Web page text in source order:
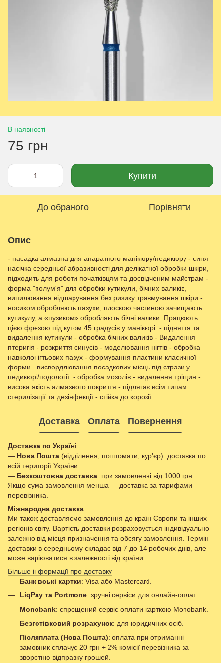
В наявності
75 грн
Купити
До обраного Порівняти
Опис
- насадка алмазна для апаратного манікюру/педикюру - синя
насічка середньої абразивності для делікатної обробки шкіри,
підходить для роботи початківцям та досвідченим майстрам -
форма "полум'я" для обробки кутикули, бічних валиків,
випилювання відшарування без ризику травмування шкіри -
носиком обробляють пазухи, плоскою частиною зачищають
кутикулу, а «пузиком» обробляють бічні валики. Працюють
цією фрезою під кутом 45 градусів у манікюрі: - підняття та
видалення кутикули - обробка бічних валиків - Видалення
птеригія - розкриття синусів - моделювання нігтів - обробка
навколонігтьових пазух - формування пластини класичної
форми - висвердлювання посадкових місць під стрази у
педикюрі/подології: - обробка мозолів - видалення тріщин -
висока якість алмазного покриття - підлягає всім типам
стерилізації та дезінфекції - стійка до корозії
Доставка Оплата Повернення
Доставка по Україні
— Нова Пошта (відділення, поштомати, кур'єр): доставка по
всій території України.
— Безкоштовна доставка: при замовленні від 1000 грн.
Якщо сума замовлення менша — доставка за тарифами
перевізника.
Міжнародна доставка
Ми також доставляємо замовлення до країн Європи та інших
регіонів світу. Вартість доставки розраховується індивідуально
залежно від місця призначення та обсягу замовлення. Термін
доставки в середньому складає від 7 до 14 робочих днів, але
може варіюватися в залежності від країни.
Більше інформації про доставку
Банківські картки: Visa або Mastercard.
LiqPay та Portmone: зручні сервіси для онлайн-оплат.
Monobank: спрощений сервіс оплати карткою Monobank.
Безготівковий розрахунок: для юридичних осіб.
Післяплата (Нова Пошта): оплата при отриманні —
замовник сплачує 20 грн + 2% комісії перевізника за
зворотню відправку грошей.